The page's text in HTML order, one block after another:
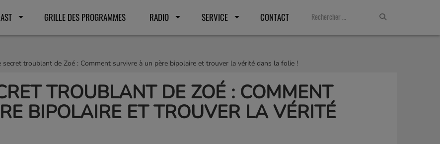
GRILLE DES PROGRAMMES RADIO SERVICE CONTACT
secret troublant de Zoé : Comment survivre à un père bipolaire et trouver la vérité dans la folie !
TROUBLANT DE ZOÉ : COMMENT
BIPOLAIRE ET TROUVER LA VÉRITÉ